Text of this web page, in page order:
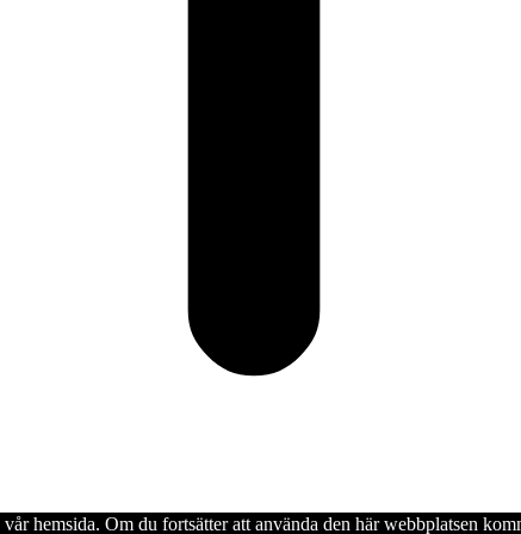
hemsida. Om du fortsätter att använda den här webbplatsen